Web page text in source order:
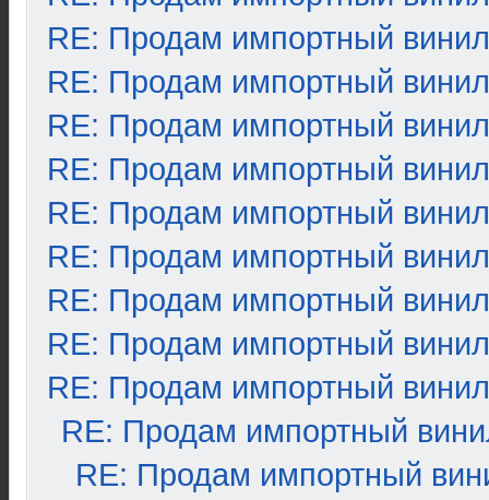
RE: Продам импортный винил
RE: Продам импортный винил
RE: Продам импортный винил
RE: Продам импортный винил
RE: Продам импортный винил
RE: Продам импортный винил
RE: Продам импортный винил
RE: Продам импортный винил
RE: Продам импортный винил
RE: Продам импортный
RE: Продам импортный